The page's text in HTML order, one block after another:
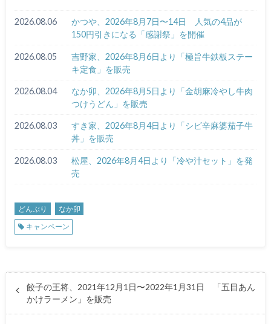
2026.08.06
かつや、2026年8月7日〜14日 人気の4品が
150円引きになる「感謝祭」を開催
2026.08.05
吉野家、2026年8月6日より「極旨牛鉄板ステー
キ定食」を販売
2026.08.04
なか卯、2026年8月5日より「金胡麻冷やし牛肉
つけうどん」を販売
2026.08.03
すき家、2026年8月4日より「シビ辛麻婆茄子牛
丼」を販売
2026.08.03
松屋、2026年8月4日より「冷や汁セット」を発
売
どんぶり
なか卯
キャンペーン
餃子の王将、2021年12月1日〜2022年1月31日 「五目あん
かけラーメン」を販売